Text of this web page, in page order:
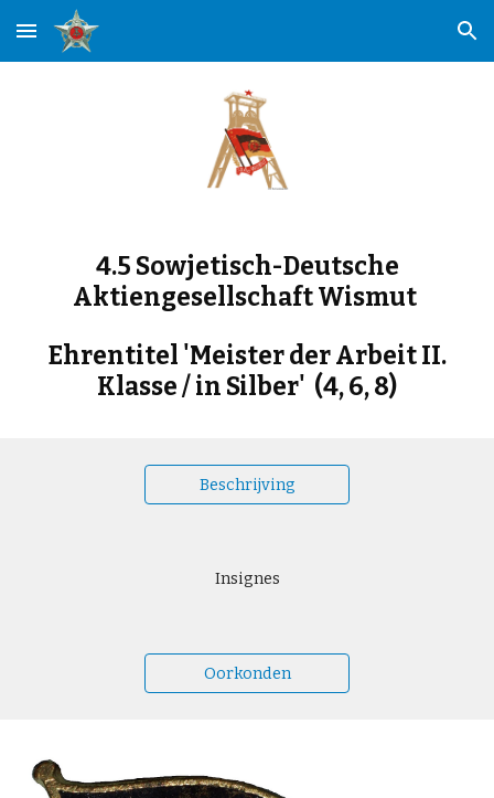
Skip to main content Skip to navigation
4.5 Sowjetisch-Deutsche
Aktiengesellschaft Wismut
Ehrentitel 'Meister der Arbeit II.
Klasse / in Silber' (4, 6, 8)
Beschrijving
Insignes
Oorkonden